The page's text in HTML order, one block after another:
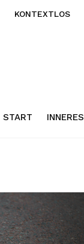
KONTEXTLOS
START INNERES